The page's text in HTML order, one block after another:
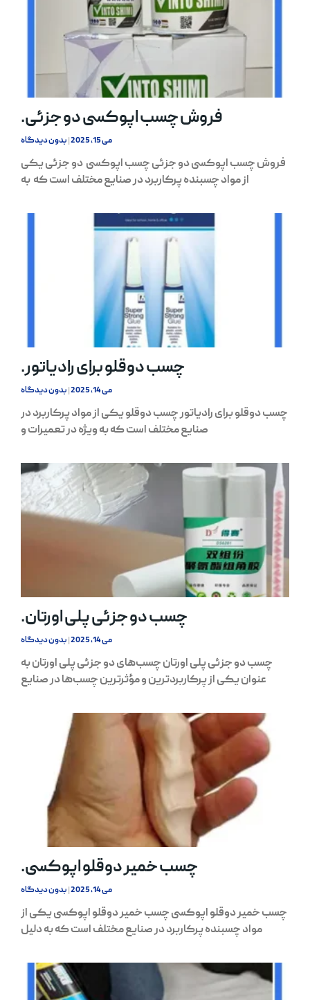
فروش چسب اپوکسی دو جزئی.
می 15, 2025 بدون دیدگاه
فروش چسب اپوکسی دو جزئی چسب اپوکسی دو جزئی یکی
از مواد چسبنده پرکاربرد در صنایع مختلف است که به
چسب دوقلو برای رادیاتور.
می 14, 2025 بدون دیدگاه
چسب دوقلو برای رادیاتور چسب دوقلو یکی از مواد پرکاربرد در
صنایع مختلف است که به ویژه در تعمیرات و
چسب دو جزئی پلی اورتان.
می 14, 2025 بدون دیدگاه
چسب دو جزئی پلی اورتان چسب‌های دو جزئی پلی اورتان به
عنوان یکی از پرکاربردترین و مؤثرترین چسب‌ها در صنایع
چسب خمیر دوقلو اپوکسی.
می 14, 2025 بدون دیدگاه
چسب خمیر دوقلو اپوکسی چسب خمیر دوقلو اپوکسی یکی از
مواد چسبنده پرکاربرد در صنایع مختلف است که به دلیل